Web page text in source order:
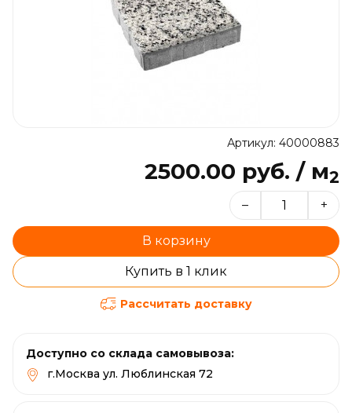
Артикул: 40000883
2500.00 руб. / м2
– +
В корзину
Купить в 1 клик
Рассчитать доставку
Доступно со склада самовывоза:
г.Москва ул. Люблинская 72